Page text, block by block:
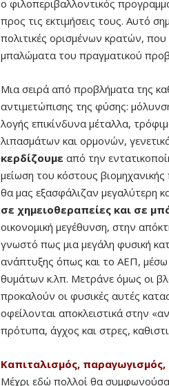
ο φιλοπεριβαλλοντικός
προς τις εκτιμήσεις τους. Αυτό
πολιτικές ορισμένων κρατών, που
μπαλώματα του πραγματικού
Μια σειρά από προβλήματα της
αντιμετώπισης της φύσης:
λογής επικίνδυνα μέταλλα,
λιπασμάτων και ορμονών,
κερδίζουμε από την
μείωση του κόστους
θα μας εξασφάλιζαν μεγαλύτερη
σε χημειοθεραπείες και σε
οικονομική μεγέθυνση, στην
γνωστό πως μια μεγάλη φυσική
ανάπτυξης όπως και το ΑΕΠ,
θυμάτων κ.λπ. Μετράνε όμως οι
προκαλούν οι φυσικές αυτές
οφείλονται αποκλειστικά στην
πρότυπα, άγχος και στρες,
Καπιταλισμός,
Μέχρι εδώ πολλοί θα